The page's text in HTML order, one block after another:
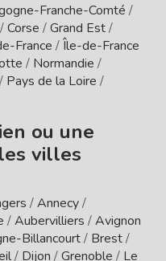
Franche-Comté /
/Corse /Grand Est/
France /Île-de-France
/ Normandie /
/ Pays de la Loire /
ou une
villes
/Annecy/
/Aubervilliers /Avignon
Billancourt/ Brest/
/ Dijon /Grenoble / Le